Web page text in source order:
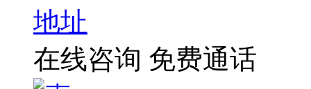
地址
在线咨询 免费通话